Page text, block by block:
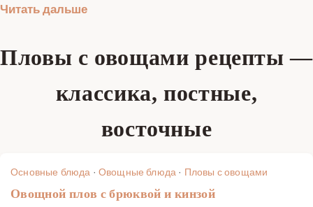
Блог
рецепты» вы найдёте понятные пошаговые инструкции
походного котла. Каждый рецепт снабжён точными
пропорциями риса и воды, временем на этапы «зирвака»
и томления, подсказками по выбору круп (басмати,
девзира, жасмин, булгур) и корректировками под пост и
ПП. Мы показываем, как добиться рассыпчатости без
Читать дальше
Пловы с овощами рецепты —
классика, постные,
восточные
Основные блюда · Овощные блюда · Пловы с овощами
Овощной плов с брюквой и кинзой